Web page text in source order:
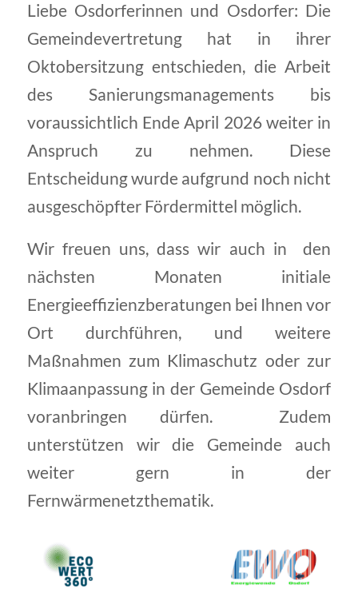
Liebe Osdorferinnen und Osdorfer: Die
Gemeindevertretung hat in ihrer
Oktobersitzung entschieden, die Arbeit
des Sanierungsmanagements bis
voraussichtlich Ende April 2026 weiter in
Anspruch zu nehmen. Diese
Entscheidung wurde aufgrund noch nicht
ausgeschöpfter Fördermittel möglich.
Wir freuen uns, dass wir auch in den
nächsten Monaten initiale
Energieeffizienzberatungen bei Ihnen vor
Ort durchführen, und weitere
Maßnahmen zum Klimaschutz oder zur
Klimaanpassung in der Gemeinde Osdorf
voranbringen dürfen. Zudem
unterstützen wir die Gemeinde auch
weiter gern in der
Fernwärmenetzthematik.